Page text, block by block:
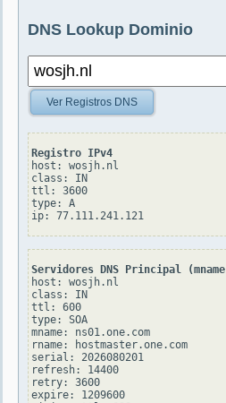
DNS Lookup Dominio
Ver Registros DNS
Registro IPv4
host: wosjh.nl
class: IN
ttl: 3600
type: A
Servidores DNS Principal
host: wosjh.nl
class: IN
ttl: 600
type: SOA
mname: ns01.one.com
rname: hostmaster.one.com
serial: 2026080201
refresh: 14400
retry: 3600
expire: 1209600